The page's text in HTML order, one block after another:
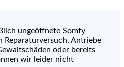
ungeöffnete Somfy
Reparaturversuch. Antriebe
oder bereits
wir leider nicht